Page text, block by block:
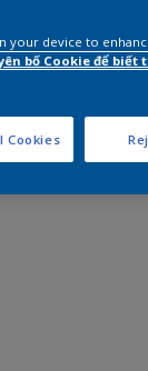
your device to
bố Cookie để biết
Cookies